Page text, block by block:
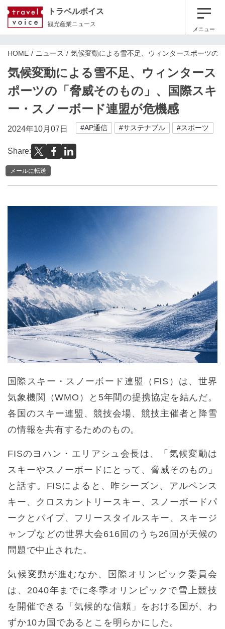
トラベルボイス
観光産業ニュース
メニュー
HOME ニュース 気候変動による雪不足、ウィンタースポーツの
気候変動による雪不足、ウィンタース
ポーツの「脅威そのもの」、国際スキ
ー・スノーボード連盟が危機感
2024年10月07日 #AP通信 #サステナブル #スポーツ
Share:
メールに転送
国際スキー・スノーボード連盟（FIS）は、世界
気象機関（WMO）と5年間の提携協定を結んだ。
各国のスキー連盟、競技会場、競技主催者と降雪
の情報を共有するためのもの。
FISのヨハン・エリアシュ会長は、「気候変動は
スキーやスノーボードにとって、脅威そのもの」
と話す。FISによると、昨シーズン、アルペンス
キー、クロスカントリースキー、スノーボードパ
ークとパイプ、フリースタイルスキー、スキージ
ャンプなどの世界大会616回のうち26回が天候の
問題で中止された。
気候変動が進むなか、国際オリンピック委員会
は、2040年までに冬季オリンピックで雪上競技
を開催できる「気候的な信頼」をおける国が、わ
ずか10カ国であるとこを明らかにした。